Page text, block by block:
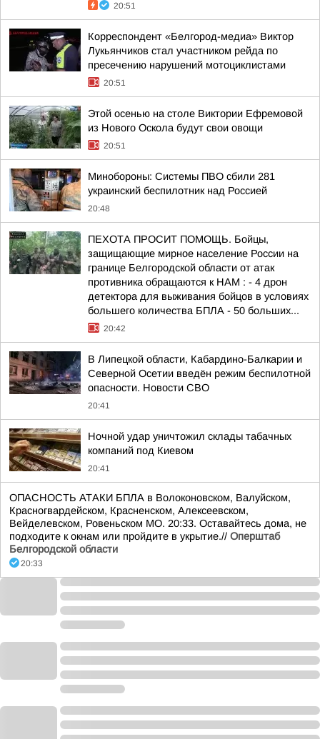
20:51
Корреспондент «Белгород-медиа» Виктор
Лукьянчиков стал участником рейда по
пресечению нарушений мотоциклистами
20:51
Этой осенью на столе Виктории Ефремовой
из Нового Оскола будут свои овощи
20:51
Минобороны: Системы ПВО сбили 281
украинский беспилотник над Россией
20:48
ПЕХОТА ПРОСИТ ПОМОЩЬ. Бойцы,
защищающие мирное население России на
границе Белгородской области от атак
противника обращаются к НАМ : - 4 дрон
детектора для выживания бойцов в условиях
большего количества БПЛА - 50 больших...
20:42
В Липецкой области, Кабардино-Балкарии и
Северной Осетии введён режим беспилотной
опасности. Новости СВО
20:41
Ночной удар уничтожил склады табачных
компаний под Киевом
20:41
ОПАСНОСТЬ АТАКИ БПЛА в Волоконовском, Валуйском,
Красногвардейском, Красненском, Алексеевском,
Вейделевском, Ровеньском МО. 20:33. Оставайтесь дома, не
подходите к окнам или пройдите в укрытие.// Оперштаб
Белгородской области
20:33